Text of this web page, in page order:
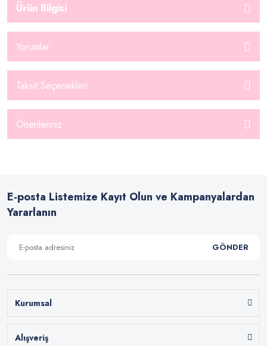
Ürün Bilgisi
Yorumlar
Taksit Seçenekleri
Önerileriniz
E-posta Listemize Kayıt Olun ve Kampanyalardan
Yararlanın
GÖNDER
Kurumsal
Alışveriş